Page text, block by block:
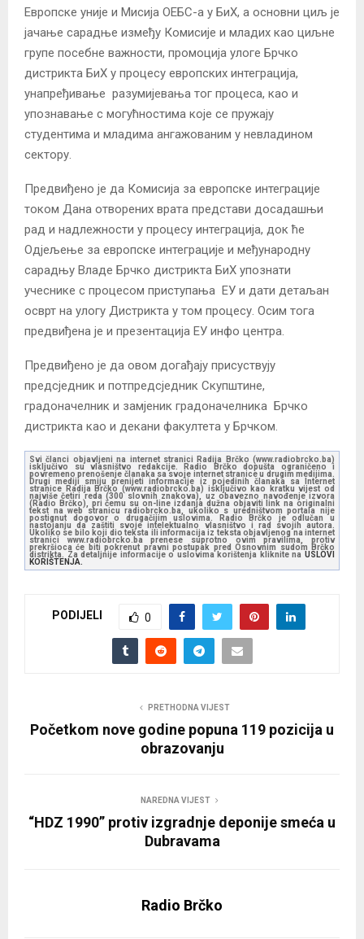
Европске уније и Мисија ОЕБС-а у БиХ, а основни циљ је
јачање сарадње између Комисије и младих као циљне
групе посебне важности, промоција улоге Брчко
дистрикта БиХ у процесу европских интеграција,
унапређивање разумијевања тог процеса, као и
упознавање с могућностима које се пружају
студентима и младима ангажованим у невладином
сектору.
Предвиђено је да Комисија за европске интеграције
током Дана отворених врата представи досадашњи
рад и надлежности у процесу интеграција, док ће
Одјељење за европске интеграције и међународну
сарадњу Владе Брчко дистрикта БиХ упознати
учеснике с процесом приступања ЕУ и дати детаљан
осврт на улогу Дистрикта у том процесу. Осим тога
предвиђена је и презентација ЕУ инфо центра.
Предвиђено је да овом догађају присуствују
предсједник и потпредсједник Скупштине,
градоначелник и замјеник градоначелника Брчко
дистрикта као и декани факултета у Брчком.
Svi članci objavljeni na internet stranici Radija Brčko (www.radiobrcko.ba)
isključivo su vlasništvo redakcije. Radio Brčko dopušta ograničeno i
povremeno prenošenje članaka sa svoje internet stranice u drugim medijima.
Drugi mediji smiju prenijeti informacije iz pojedinih članaka sa Internet
stranice Radija Brčko (www.radiobrcko.ba) isključivo kao kratku vijest od
najviše četiri reda (300 slovnih znakova), uz obavezno navođenje izvora
(Radio Brčko), pri čemu su on-line izdanja dužna objaviti link na originalni
tekst na web stranicu radiobrcko.ba, ukoliko s uredništvom portala nije
postignut dogovor o drugačijim uslovima. Radio Brčko je odlučan u
nastojanju da zaštiti svoje intelektualno vlasništvo i rad svojih autora.
Ukoliko se bilo koji dio teksta ili informacija iz teksta objavljenog na internet
stranici www.radiobrcko.ba prenese suprotno ovim pravilima, protiv
prekršioca će biti pokrenut pravni postupak pred Osnovnim sudom Brčko
distrikta. Za detaljnije informacije o uslovima korištenja kliknite na USLOVI
KORIŠTENJA.
PODIJELI 0
PRETHODNA VIJEST
Početkom nove godine popuna 119 pozicija u
obrazovanju
NAREDNA VIJEST
“HDZ 1990” protiv izgradnje deponije smeća u
Dubravama
Radio Brčko